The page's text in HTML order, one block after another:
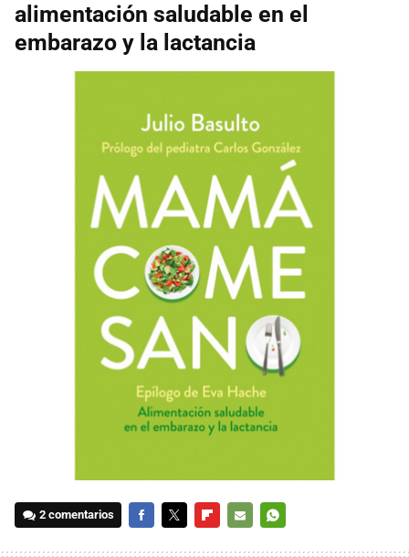
alimentación saludable en el
embarazo y la lactancia
2 comentarios